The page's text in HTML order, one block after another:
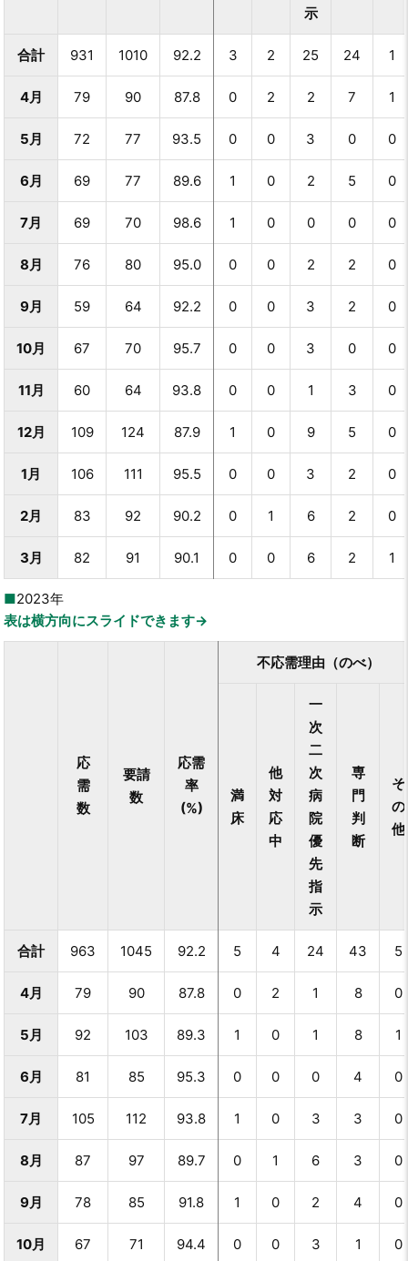
示
合計 931 1010 92.2 3 2 25 24 1
4月 79 90 87.8 0 2 2 7 1
5月 72 77 93.5 0 0 3 0 0
6月 69 77 89.6 1 0 2 5 0
7月 69 70 98.6 1 0 0 0 0
8月 76 80 95.0 0 0 2 2 0
9月 59 64 92.2 0 0 3 2 0
10月 67 70 95.7 0 0 3 0 0
11月 60 64 93.8 0 0 1 3 0
12月 109 124 87.9 1 0 9 5 0
1月 106 111 95.5 0 0 3 2 0
2月 83 92 90.2 0 1 6 2 0
3月 82 91 90.1 0 0 6 2 1
2023年
表は横方向にスライドできます→
応
需
数
要請
数
応需
率
(%)
不応需理由（のべ）
満
床
他
対
応
中
一
次
二
次
病
院
優
先
指
示
専
門
判
断
そ
の
他
合計 963 1045 92.2 5 4 24 43 5
4月 79 90 87.8 0 2 1 8 0
5月 92 103 89.3 1 0 1 8 1
6月 81 85 95.3 0 0 0 4 0
7月 105 112 93.8 1 0 3 3 0
8月 87 97 89.7 0 1 6 3 0
9月 78 85 91.8 1 0 2 4 0
10月 67 71 94.4 0 0 3 1 0